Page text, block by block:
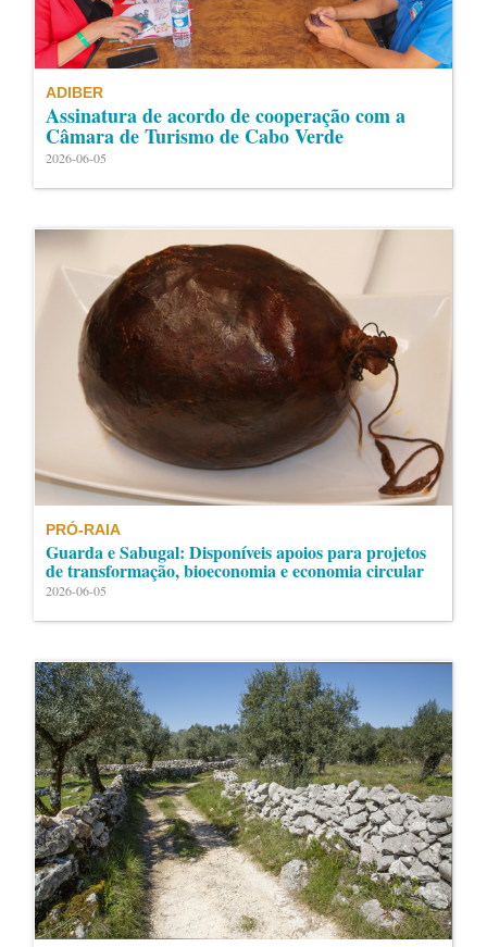
ADIBER
Assinatura de acordo de cooperação com a
Câmara de Turismo de Cabo Verde
2026-06-05
PRÓ-RAIA
Guarda e Sabugal: Disponíveis apoios para projetos
de transformação, bioeconomia e economia circular
2026-06-05